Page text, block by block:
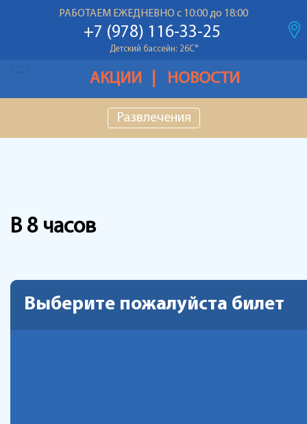
РАБОТАЕМ ЕЖЕДНЕВНО с 10:00 до 18:00
+7 (978) 116-33-25
Основной бассейн: 26С
Детский бассейн: 26С°
Температура воздуха: 28С°
Основной бассейн: 26С°
Детский бассейн: 26С
АКЦИИ НОВОСТИ
Развлечения
В 8 часов
Выберите пожалуйста билет